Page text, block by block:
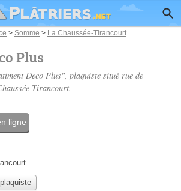
> Somme > La Chaussée-Tirancourt
Plus
Deco Plus", plaquiste situé rue de
Tirancourt.
ligne